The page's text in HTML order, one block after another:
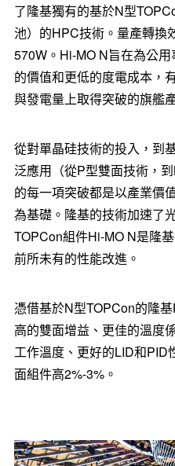
了隆基獨有的基於N型
池）的HPC技術。量產轉換
570W。Hi-MO N旨在為公
的價值和更低的度電成本，
與發電量上取得突破的旗艦
從對單晶硅技術的投入，到
泛應用（從P型雙面技術，
的每一項突破都是以產業價
為基礎。隆基的技術加速了
TOPCon組件Hi-MO N是隆
前所未有的性能改進。
憑借基於N型TOPCon的隆
高的雙面增益、更佳的溫度
工作溫度、更好的LID和PID
面組件高2%-3%。